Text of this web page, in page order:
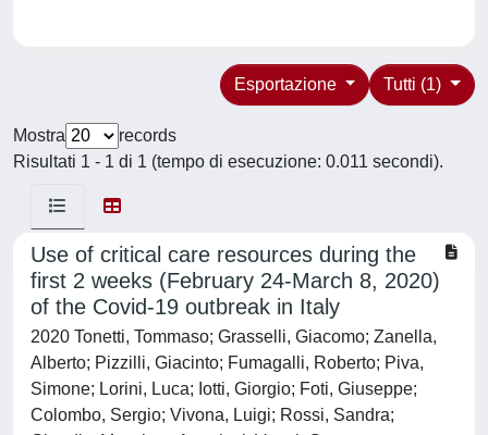
Tutti (1)
Esportazione
Mostra
records
Risultati 1 - 1 di 1 (tempo di esecuzione: 0.011 secondi).
Use of critical care resources during the
first 2 weeks (February 24-March 8, 2020)
of the Covid-19 outbreak in Italy
2020 Tonetti, Tommaso; Grasselli, Giacomo; Zanella,
Alberto; Pizzilli, Giacinto; Fumagalli, Roberto; Piva,
Simone; Lorini, Luca; Iotti, Giorgio; Foti, Giuseppe;
Colombo, Sergio; Vivona, Luigi; Rossi, Sandra;